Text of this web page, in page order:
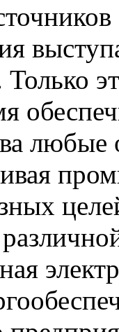
Только
любые